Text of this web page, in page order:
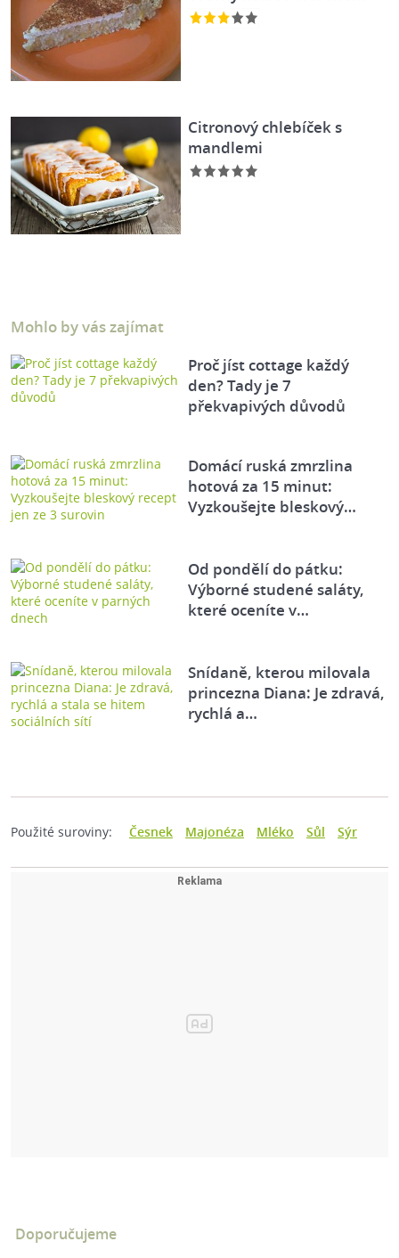
Citronový chlebíček s
mandlemi
Mohlo by vás zajímat
Proč jíst cottage každý
den? Tady je 7
překvapivých důvodů
Domácí ruská zmrzlina
hotová za 15 minut:
Vyzkoušejte bleskový…
Od pondělí do pátku:
Výborné studené saláty,
které oceníte v…
Snídaně, kterou milovala
princezna Diana: Je zdravá,
rychlá a…
Použité suroviny: Česnek Majonéza Mléko Sůl Sýr
Doporučujeme